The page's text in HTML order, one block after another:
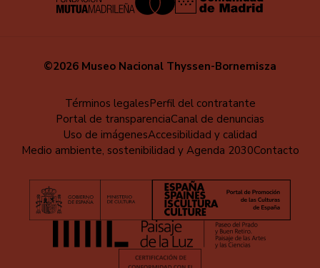
©2026 Museo Nacional Thyssen-Bornemisza
pie
Términos legalesPerfil del contratante
Portal de transparenciaCanal de denuncias
Uso de imágenesAccesibilidad y calidad
Medio ambiente, sostenibilidad y Agenda 2030Contacto